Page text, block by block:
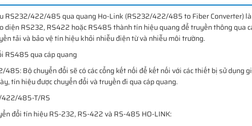
RS232/422/485 qua quang Ho-Link (RS232/422/485 to Fiber Converter)
diện RS232, RS422 hoặc RS485 thành tín hiệu quang để truyền thông qua
tải và bảo vệ tín hiệu khỏi nhiễu điện từ và nhiễu môi trường.
Bộ chuyển đổi sẽ có các cổng kết nối để kết nối với các thiết bị sử dụng
tín hiệu được chuyển đổi và truyền đi qua cáp quang.
đổi tín hiệu RS-232, RS-422 và RS-485 HO-LINK: